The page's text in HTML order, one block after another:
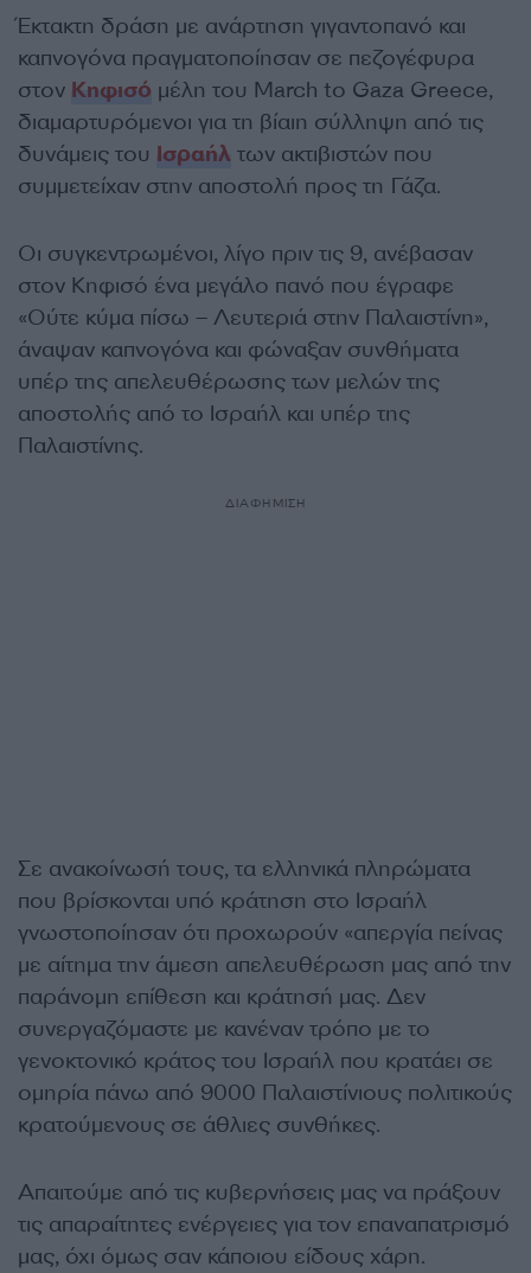
Έκτακτη δράση με ανάρτηση γιγαντοπανό και
καπνογόνα πραγματοποίησαν σε πεζογέφυρα
στον Κηφισό μέλη του March to Gaza Greece,
διαμαρτυρόμενοι για τη βίαιη σύλληψη από τις
δυνάμεις του Ισραήλ των ακτιβιστών που
συμμετείχαν στην αποστολή προς τη Γάζα.
Οι συγκεντρωμένοι, λίγο πριν τις 9, ανέβασαν
στον Κηφισό ένα μεγάλο πανό που έγραφε
«Ούτε κύμα πίσω – Λευτεριά στην Παλαιστίνη»,
άναψαν καπνογόνα και φώναξαν συνθήματα
υπέρ της απελευθέρωσης των μελών της
αποστολής από το Ισραήλ και υπέρ της
Παλαιστίνης.
ΔΙΑΦΗΜΙΣΗ
Σε ανακοίνωσή τους, τα ελληνικά πληρώματα
που βρίσκονται υπό κράτηση στο Ισραήλ
γνωστοποίησαν ότι προχωρούν «απεργία πείνας
με αίτημα την άμεση απελευθέρωση μας από την
παράνομη επίθεση και κράτησή μας. Δεν
συνεργαζόμαστε με κανέναν τρόπο με το
γενοκτονικό κράτος του Ισραήλ που κρατάει σε
ομηρία πάνω από 9000 Παλαιστίνιους πολιτικούς
κρατούμενους σε άθλιες συνθήκες.
Απαιτούμε από τις κυβερνήσεις μας να πράξουν
τις απαραίτητες ενέργειες για τον επαναπατρισμό
μας, όχι όμως σαν κάποιου είδους χάρη.